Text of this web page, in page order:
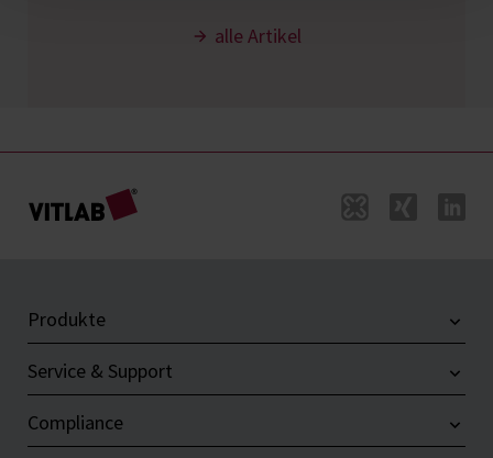
alle Artikel
Produkte
Service & Support
Compliance